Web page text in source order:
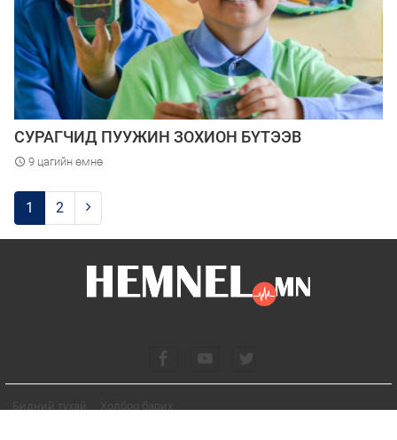
СУРАГЧИД ПУУЖИН ЗОХИОН БҮТЭЭВ
9 цагийн өмнө
1 2
Бидний тухай Холбоо барих